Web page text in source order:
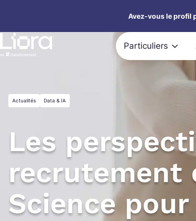
contenu
Avez-vous le profil
Particuliers
Actualités Data & IA
Les
recrutement
Science